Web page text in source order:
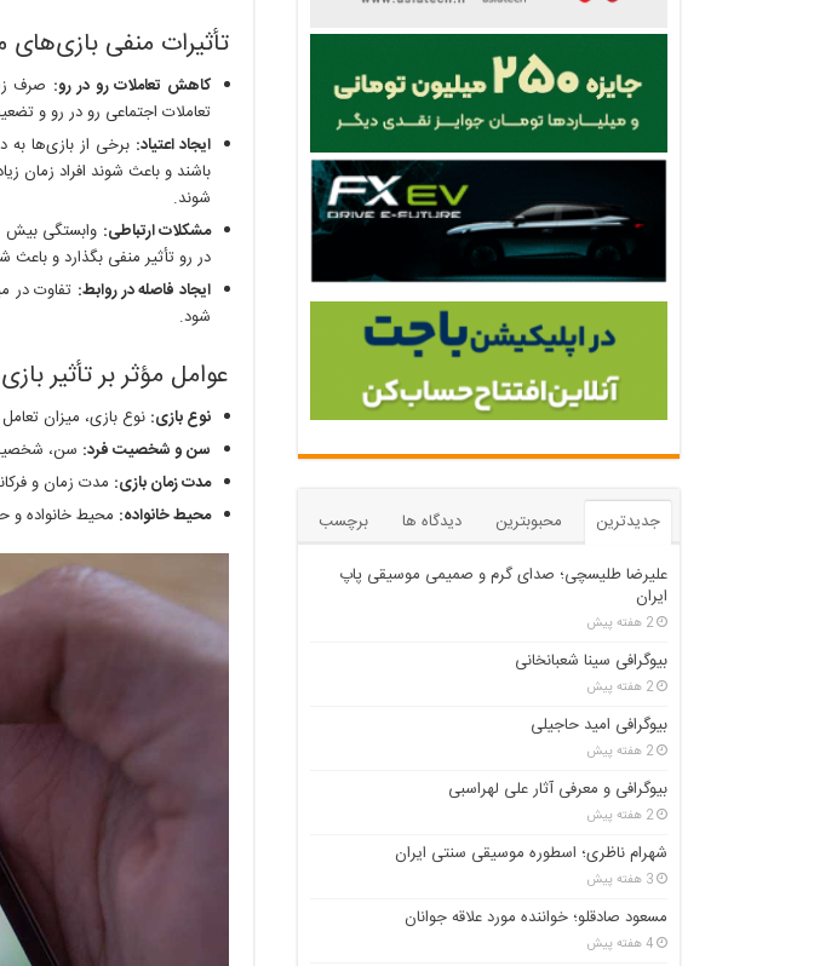
تأثیرات منفی بازی‌های
کاهش تعاملات رو در رو: صرف
تعاملات اجتماعی رو در رو و
ایجاد اعتیاد: برخی از بازی‌ها به
باشند و باعث شوند افراد زمان
شوند.
مشکلات ارتباطی: وابستگی بیش
در رو تأثیر منفی بگذارد و باعث
ایجاد فاصله در روابط: تفاوت در
شود.
عوامل مؤثر بر تأثیر
نوع بازی: نوع بازی، میزان
سن و شخصیت فرد: سن،
مدت زمان بازی: مدت زمان و
محیط خانواده: محیط خانواده و جدیدترین محبوبترین دیدگاه ها
برچسب
علیرضا طلیسچی؛ صدای گرم و صمیمی موسیقی پاپ
ایران
2 هفته پیش
بیوگرافی سینا شعبانخانی
2 هفته پیش
بیوگرافی امید حاجیلی
2 هفته پیش
بیوگرافی و معرفی آثار علی لهراسبی
2 هفته پیش
شهرام ناظری؛ اسطوره موسیقی سنتی ایران
3 هفته پیش
مسعود صادقلو؛ خواننده مورد علاقه جوانان
4 هفته پیش